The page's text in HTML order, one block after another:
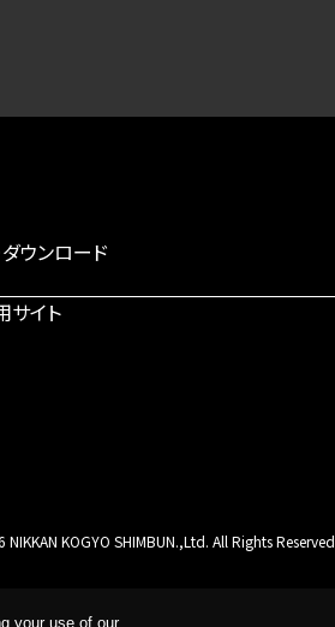
ウンロード
サイト
KOGYO SHIMBUN.,Ltd. All Rights Reserved